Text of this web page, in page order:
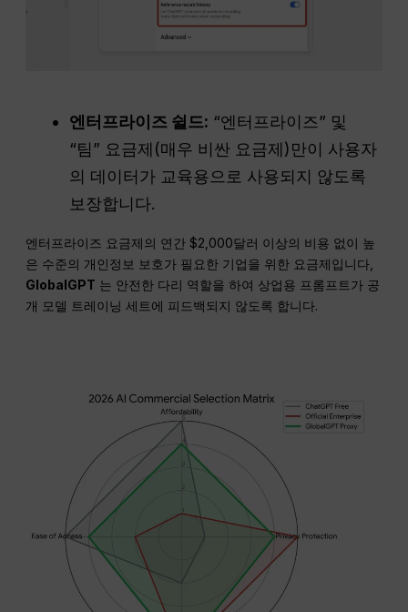
엔터프라이즈 쉴드: “엔터프라이즈” 및
“팀” 요금제(매우 비싼 요금제)만이 사용자
의 데이터가 교육용으로 사용되지 않도록
보장합니다.
엔터프라이즈 요금제의 연간 $2,000달러 이상의 비용 없이 높
은 수준의 개인정보 보호가 필요한 기업을 위한 요금제입니다,
GlobalGPT 는 안전한 다리 역할을 하여 상업용 프롬프트가 공
개 모델 트레이닝 세트에 피드백되지 않도록 합니다.